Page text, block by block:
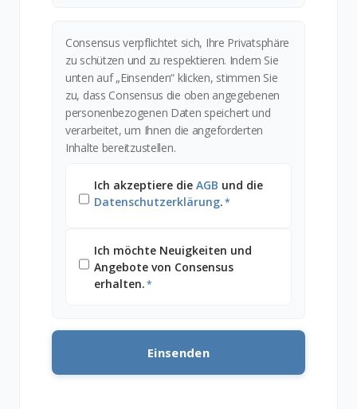
Consensus verpflichtet sich, Ihre Privatsphäre
zu schützen und zu respektieren. Indem Sie
unten auf „Einsenden“ klicken, stimmen Sie
zu, dass Consensus die oben angegebenen
personenbezogenen Daten speichert und
verarbeitet, um Ihnen die angeforderten
Inhalte bereitzustellen.
Ich akzeptiere die AGB und die
Datenschutzerklärung.*
Ich möchte Neuigkeiten und
Angebote von Consensus
erhalten.*